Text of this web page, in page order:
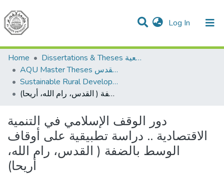
Log In (current)
Communities & Collections
All of DSpace
Home
Dissertations & Theses الرسائل الجامعية
AQU Master Theses الرسائل الجامعية الخاصة بجامعة القدس
Sustainable Rural Development التنمية الريفية المستدامة
دور الوقف الإسلامي في التنمية الاقتصادية .. دراسة تطبيقية على أوقاف الوسط بالضفة ( القدس، رام الله، أريحا)
دور الوقف الإسلامي في التنمية
الاقتصادية .. دراسة تطبيقية على أوقاف
الوسط بالضفة ( القدس، رام الله،
أريحا)